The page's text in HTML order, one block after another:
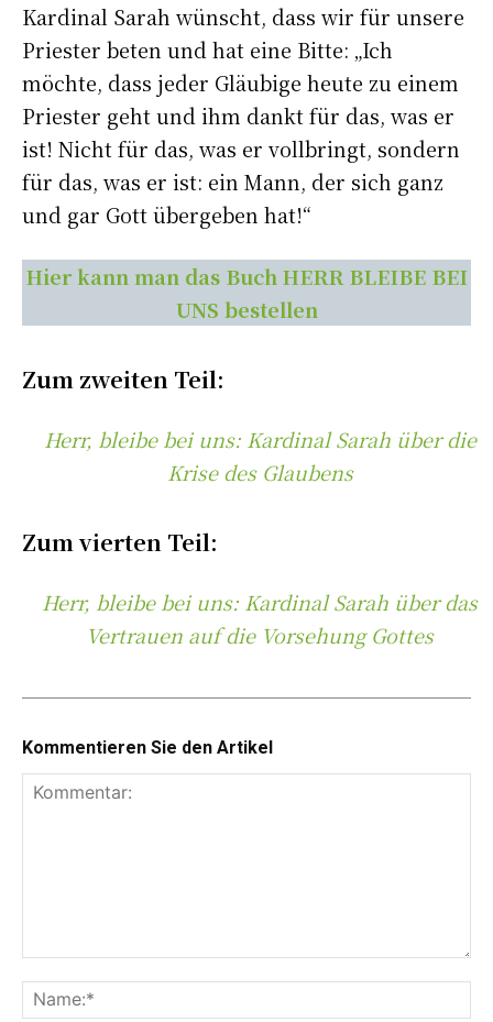
Kardinal Sarah wünscht, dass wir für unsere
Priester beten und hat eine Bitte: „Ich
möchte, dass jeder Gläubige heute zu einem
Priester geht und ihm dankt für das, was er
ist! Nicht für das, was er vollbringt, sondern
für das, was er ist: ein Mann, der sich ganz
und gar Gott übergeben hat!“
Hier kann man das Buch HERR BLEIBE BEI
UNS bestellen
Zum zweiten Teil:
Herr, bleibe bei uns: Kardinal Sarah über die
Krise des Glaubens
Zum vierten Teil:
Herr, bleibe bei uns: Kardinal Sarah über das
Vertrauen auf die Vorsehung Gottes
Kommentieren Sie den Artikel
m
a